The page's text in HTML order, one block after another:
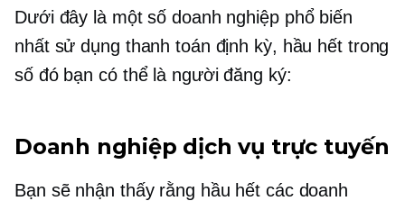
Dưới đây là một số doanh nghiệp phổ biến
nhất sử dụng thanh toán định kỳ, hầu hết trong
số đó bạn có thể là người đăng ký:
Doanh nghiệp dịch vụ trực tuyến
Bạn sẽ nhận thấy rằng hầu hết các doanh